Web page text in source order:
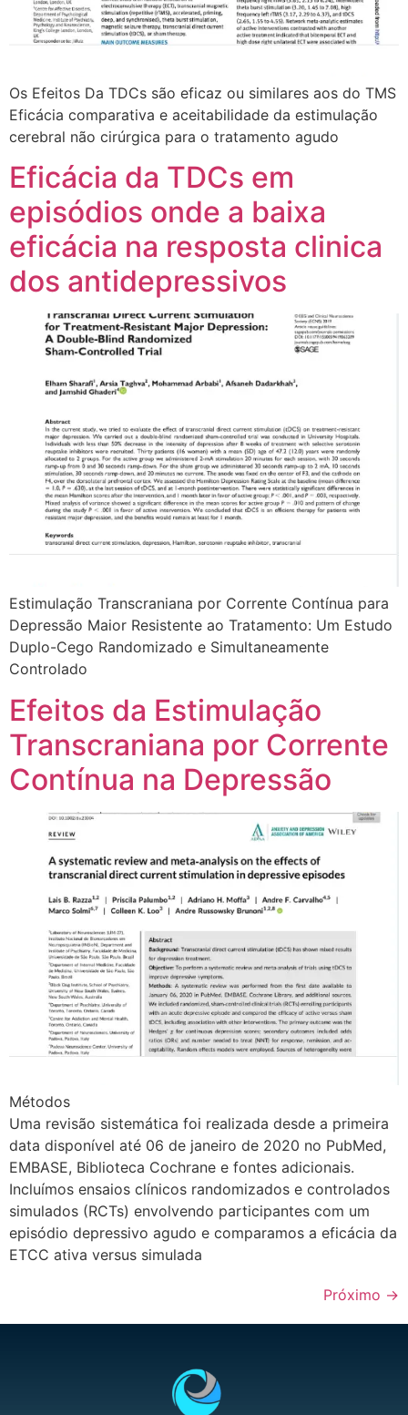
Os Efeitos Da TDCs são eficaz ou similares aos do TMS
Eficácia comparativa e aceitabilidade da estimulação
cerebral não cirúrgica para o tratamento agudo
Eficácia da TDCs em
episódios onde a baixa
eficácia na resposta clinica
dos antidepressivos
Estimulação Transcraniana por Corrente Contínua para
Depressão Maior Resistente ao Tratamento: Um Estudo
Duplo-Cego Randomizado e Simultaneamente
Controlado
Efeitos da Estimulação
Transcraniana por Corrente
Contínua na Depressão
Métodos
Uma revisão sistemática foi realizada desde a primeira
data disponível até 06 de janeiro de 2020 no PubMed,
EMBASE, Biblioteca Cochrane e fontes adicionais.
Incluímos ensaios clínicos randomizados e controlados
simulados (RCTs) envolvendo participantes com um
episódio depressivo agudo e comparamos a eficácia da
ETCC ativa versus simulada
Próximo →